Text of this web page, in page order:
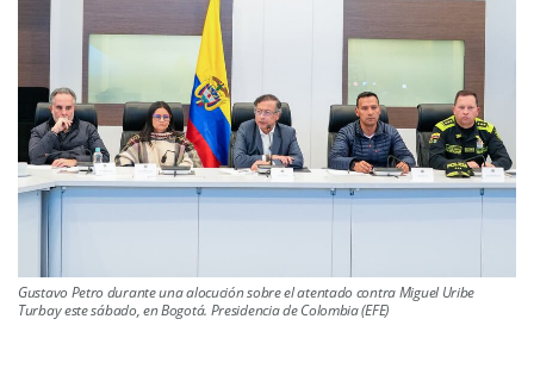
Gustavo Petro durante una alocución sobre el atentado contra Miguel Uribe
Turbay este sábado, en Bogotá. Presidencia de Colombia (EFE)